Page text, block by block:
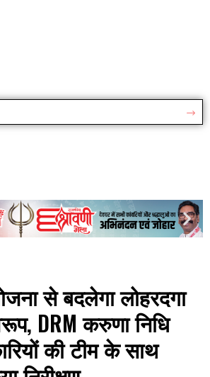
से बदलेगा लोहरदगा
DRM करुणा निधि
की टीम के साथ